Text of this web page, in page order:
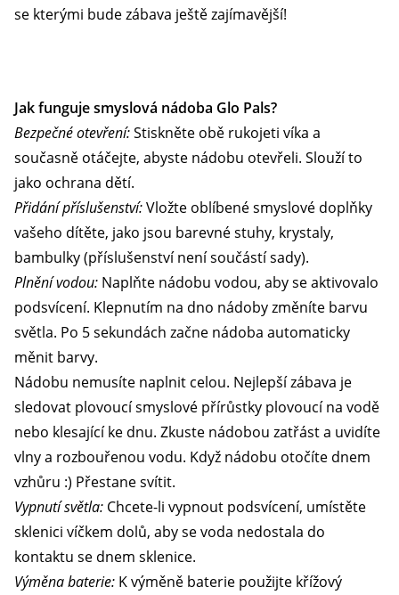
se kterými bude zábava ještě zajímavější!
Jak funguje smyslová nádoba Glo Pals?
Bezpečné otevření:Stiskněte obě rukojeti víka a
současně otáčejte, abyste nádobu otevřeli. Slouží to
jako ochrana dětí.
Přidání příslušenství:Vložte oblíbené smyslové doplňky
vašeho dítěte, jako jsou barevné stuhy, krystaly,
bambulky (příslušenství není součástí sady).
Plnění vodou: Naplňte nádobu vodou, aby se aktivovalo
podsvícení. Klepnutím na dno nádoby změníte barvu
světla. Po 5 sekundách začne nádoba automaticky
měnit barvy.
Nádobu nemusíte naplnit celou. Nejlepší zábava je
sledovat plovoucí smyslové přírůstky plovoucí na vodě
nebo klesající ke dnu. Zkuste nádobou zatřást a uvidíte
vlny a rozbouřenou vodu. Když nádobu otočíte dnem
vzhůru :) Přestane svítit.
Vypnutí světla: Chcete-li vypnout podsvícení, umístěte
sklenici víčkem dolů, aby se voda nedostala do
kontaktu se dnem sklenice.
Výměna baterie: K výměně baterie použijte křížový